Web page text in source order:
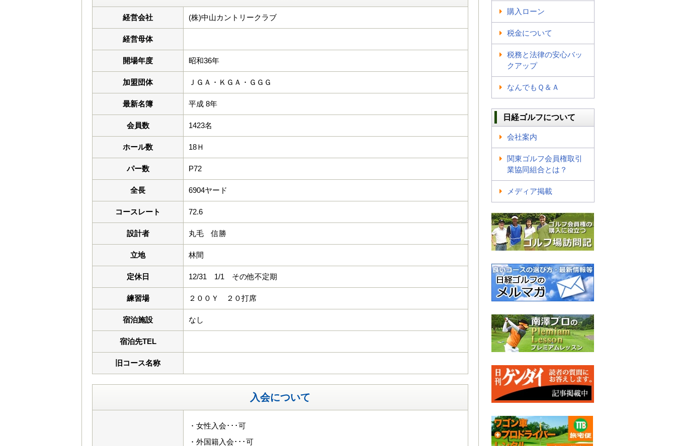
経営会社 (株)中山カントリークラブ
経営母体
開場年度 昭和36年
加盟団体 ＪＧＡ・ＫＧＡ・ＧＧＧ
最新名簿 平成 8年
会員数 1423名
ホール数 18Ｈ
パー数 P72
全長 6904ヤード
コースレート 72.6
設計者 丸毛 信勝
立地 林間
定休日 12/31 1/1 その他不定期
練習場 ２００Ｙ ２０打席
宿泊施設 なし
宿泊先TEL
旧コース名称
入会について
・女性入会･･･可
・外国籍入会･･･可
購入ローン
税金について
税務と法律の安心バッ
クアップ
なんでもＱ＆Ａ
日経ゴルフについて
会社案内
関東ゴルフ会員権取引
業協同組合とは？
メディア掲載